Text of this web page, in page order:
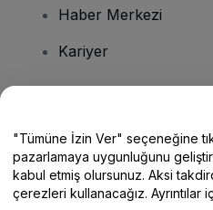
Haber Merkezi
Kariyer
Yardım Merkezi / Bize
"Tümüne İzin Ver" seçeneğine
pazarlamaya uygunluğunu
kabul etmiş olursunuz. Aksi
çerezleri kullanacağız. Ayrıntılar